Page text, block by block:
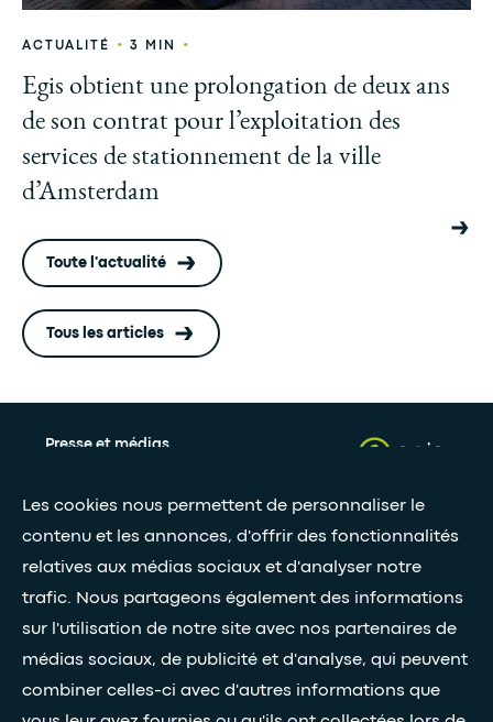
Les cookies nous permettent de personnaliser le
contenu et les annonces, d'offrir des fonctionnalités
relatives aux médias sociaux et d'analyser notre
trafic. Nous partageons également des informations
sur l'utilisation de notre site avec nos partenaires de
médias sociaux, de publicité et d'analyse, qui peuvent
combiner celles-ci avec d'autres informations que
ACTUALITÉ • 3 MIN •
Egis obtient une prolongation de deux ans
de son contrat pour l’exploitation des
services de stationnement de la ville
d’Amsterdam
Toute l'actualité
Tous les articles
Presse et médias
Restez connectés grâce à notre newsletter